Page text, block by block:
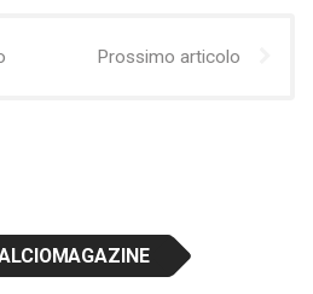
Prossimo articolo